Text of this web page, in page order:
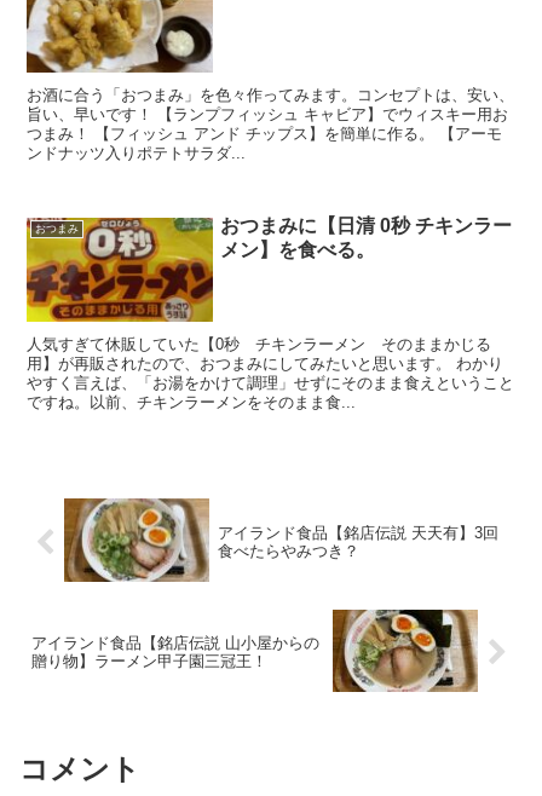
お酒に合う「おつまみ」を色々作ってみます。コンセプトは、安い、
旨い、早いです！ 【ランプフィッシュ キャビア】でウィスキー用お
つまみ！ 【フィッシュ アンド チップス】を簡単に作る。 【アーモ
ンドナッツ入りポテトサラダ...
おつまみ
おつまみに【日清 0秒 チキンラー
メン】を食べる。
人気すぎて休販していた【0秒 チキンラーメン そのままかじる
用】が再販されたので、おつまみにしてみたいと思います。 わかり
やすく言えば、「お湯をかけて調理」せずにそのまま食えということ
ですね。以前、チキンラーメンをそのまま食...
アイランド食品【銘店伝説 天天有】3回
食べたらやみつき？
アイランド食品【銘店伝説 山小屋からの
贈り物】ラーメン甲子園三冠王！
コメント